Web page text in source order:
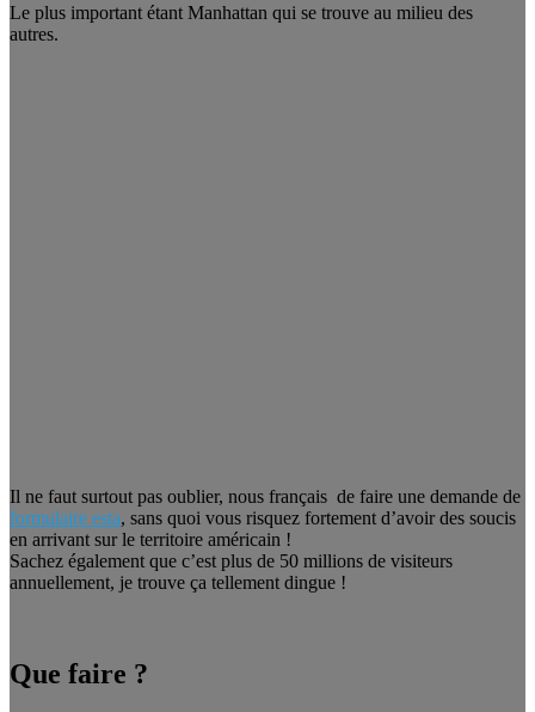
Le plus important étant Manhattan qui se trouve au milieu des
autres.
Il ne faut surtout pas oublier, nous français de faire une demande de
formulaire esta, sans quoi vous risquez fortement d’avoir des soucis
en arrivant sur le territoire américain !
Sachez également que c’est plus de 50 millions de visiteurs
annuellement, je trouve ça tellement dingue !
Que faire ?